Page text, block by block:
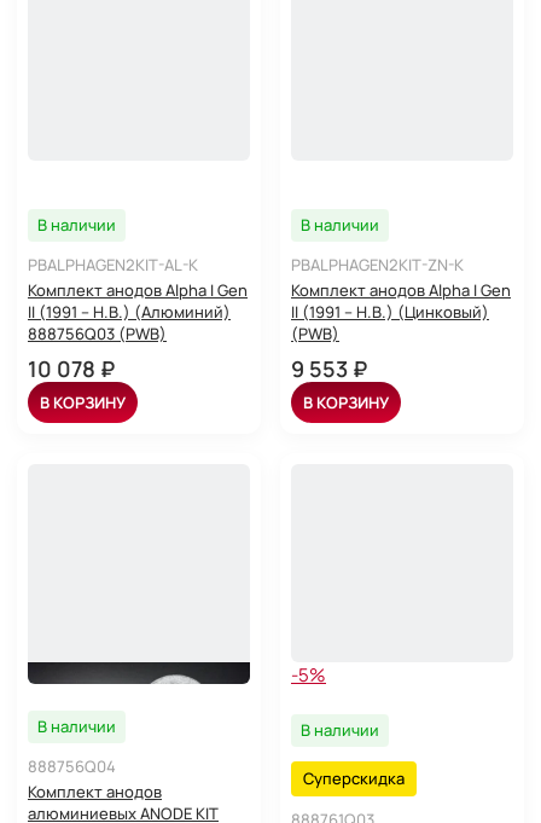
В наличии
PBALPHAGEN2KIT-AL-K
Комплект анодов Alpha I Gen
II (1991 – Н.В.) (Алюминий)
888756Q03 (PWB)
10 078 ₽
В КОРЗИНУ
В наличии
PBALPHAGEN2KIT-ZN-K
Комплект анодов Alpha I Gen
II (1991 – Н.В.) (Цинковый)
(PWB)
9 553 ₽
В КОРЗИНУ
В наличии
888756Q04
Комплект анодов
алюминиевых ANODE KIT
-5%
В наличии
Суперскидка